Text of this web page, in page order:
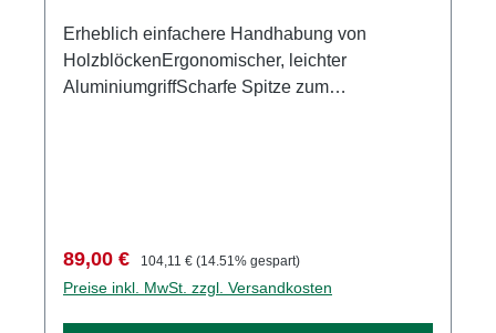
Erheblich einfachere Handhabung von
HolzblöckenErgonomischer, leichter
AluminiumgriffScharfe Spitze zum
Verkaufspreis:
89,00 € Regulärer Preis:
104,11 € (14.51% gespart)
Preise inkl. MwSt. zzgl. Versandkosten